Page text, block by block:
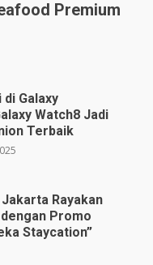
Premium
di Galaxy
Watch8 Jadi
Terbaik
Rayakan
Promo
Staycation”